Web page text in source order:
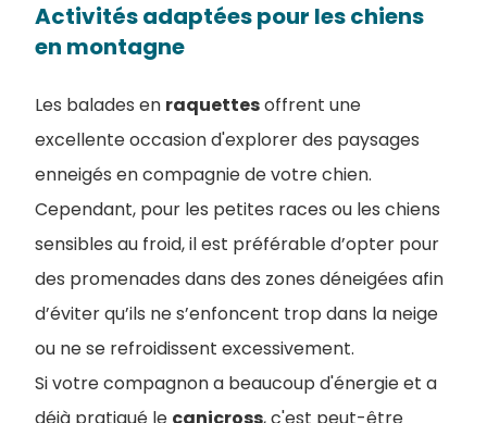
Activités adaptées pour les chiens
en montagne
Les balades en raquettesoffrent une
excellente occasion d'explorer des paysages
enneigés en compagnie de votre chien.
Cependant, pour les petites races ou les chiens
sensibles au froid, il est préférable d’opter pour
des promenades dans des zones déneigées afin
d’éviter qu’ils ne s’enfoncent trop dans la neige
ou ne se refroidissent excessivement.
Si votre compagnon a beaucoup d'énergie et a